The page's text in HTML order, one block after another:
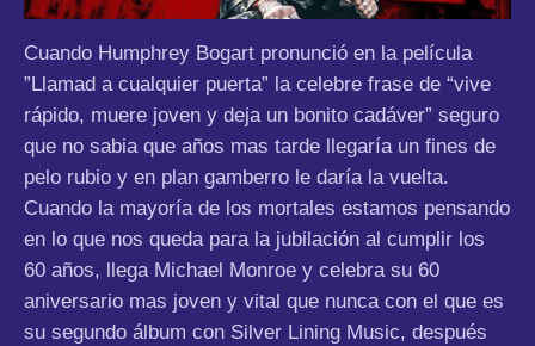
Cuando Humphrey Bogart pronunció en la película
”Llamad a cualquier puerta” la celebre frase de “vive
rápido, muere joven y deja un bonito cadáver” seguro
que no sabia que años mas tarde llegaría un fines de
pelo rubio y en plan gamberro le daría la vuelta.
Cuando la mayoría de los mortales estamos pensando
en lo que nos queda para la jubilación al cumplir los
60 años, llega Michael Monroe y celebra su 60
aniversario mas joven y vital que nunca con el que es
su segundo álbum con Silver Lining Music, después